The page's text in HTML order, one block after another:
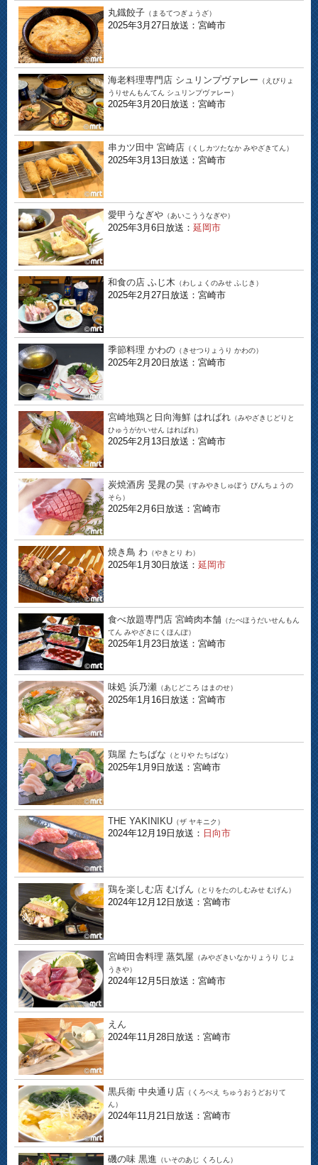
丸鐡餃子 （まるてつぎょうざ）
2025年3月27日放送：宮崎市
海老料理専門店 シュリンプヴァレー （えびりょ
うりせんもんてん シュリンプヴァレー）
2025年3月20日放送：宮崎市
串カツ田中 宮崎店 （くしカツたなか みやざきてん）
2025年3月13日放送：宮崎市
愛甲うなぎや （あいこううなぎや）
2025年3月6日放送： 延岡市
和食の店 ふじ木 （わしょくのみせ ふじき）
2025年2月27日放送：宮崎市
季節料理 かわの （きせつりょうり かわの）
2025年2月20日放送：宮崎市
宮崎地鶏と日向海鮮 はればれ （みやざきじどりと
ひゅうがかいせん はればれ）
2025年2月13日放送：宮崎市
炭焼酒房 旻晁の昊 （すみやきしゅぼう びんちょうの
そら）
2025年2月6日放送：宮崎市
焼き鳥 わ （やきとり わ）
2025年1月30日放送： 延岡市
食べ放題専門店 宮崎肉本舗 （たべほうだいせんもん
てん みやざきにくほんぽ）
2025年1月23日放送：宮崎市
味処 浜乃瀬 （あじどころ はまのせ）
2025年1月16日放送：宮崎市
鶏屋 たちばな （とりや たちばな）
2025年1月9日放送：宮崎市
THE YAKINIKU （ザ ヤキニク）
2024年12月19日放送： 日向市
鶏を楽しむ店 むげん （とりをたのしむみせ むげん）
2024年12月12日放送：宮崎市
宮崎田舎料理 蒸気屋 （みやざきいなかりょうり じょ
うきや）
2024年12月5日放送：宮崎市
えん
2024年11月28日放送：宮崎市
黒兵衛 中央通り店 （くろべえ ちゅうおうどおりて
ん）
2024年11月21日放送：宮崎市
磯の味 黒進 （いそのあじ くろしん）